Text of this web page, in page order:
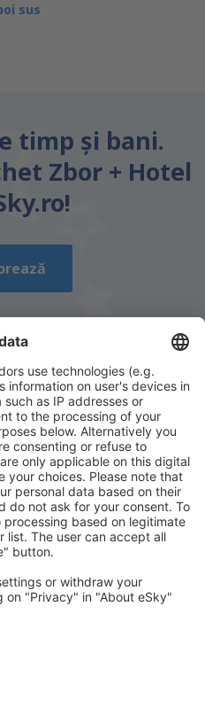
sus
timp și bani.
Zbor + Hotel
și organizează-ţi
călătoriile